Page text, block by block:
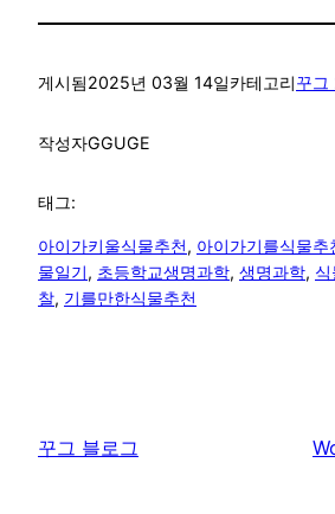
게시됨2025년 03월 14일카테고리꾸그
작성자GGUGE
태그:
아이가키울식물추천, 아이가기를식물추
물일기, 초등학교생명과학, 생명과학,
찰, 기를만한식물추천
꾸그 블로그